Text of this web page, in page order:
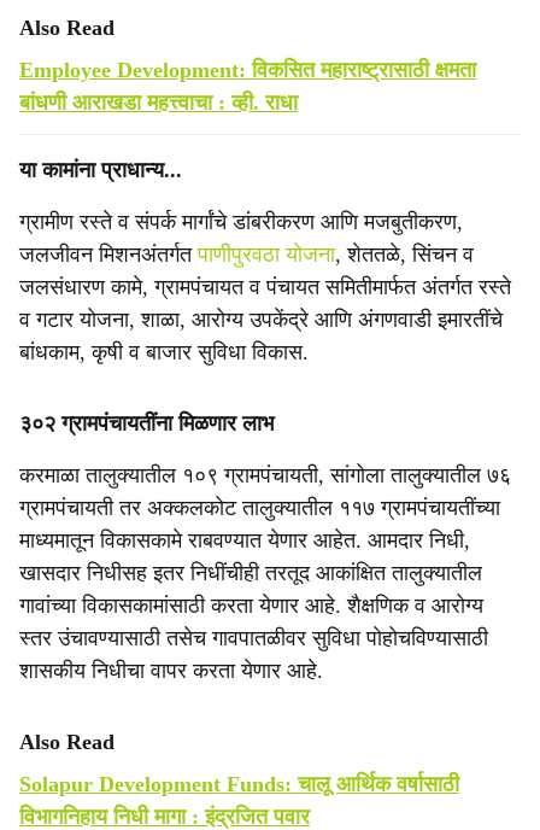
Also Read
Employee Development: विकसित महाराष्ट्रासाठी क्षमता
बांधणी आराखडा महत्त्वाचा : व्ही. राधा
या कामांना प्राधान्य...
ग्रामीण रस्ते व संपर्क मार्गांचे डांबरीकरण आणि मजबुतीकरण,
जलजीवन मिशनअंतर्गतपाणीपुरवठा योजना, शेततळे, सिंचन व
जलसंधारण कामे, ग्रामपंचायत व पंचायत समितीमार्फत अंतर्गत रस्ते
व गटार योजना, शाळा, आरोग्य उपकेंद्रे आणि अंगणवाडी इमारतींचे
बांधकाम, कृषी व बाजार सुविधा विकास.
३०२ ग्रामपंचायतींना मिळणार लाभ
करमाळा तालुक्यातील १०९ ग्रामपंचायती, सांगोला तालुक्यातील ७६
ग्रामपंचायती तर अक्कलकोट तालुक्यातील ११७ ग्रामपंचायतींच्या
माध्यमातून विकासकामे राबवण्यात येणार आहेत. आमदार निधी,
खासदार निधीसह इतर निधींचीही तरतूद आकांक्षित तालुक्यातील
गावांच्या विकासकामांसाठी करता येणार आहे. शैक्षणिक व आरोग्य
स्तर उंचावण्यासाठी तसेच गावपातळीवर सुविधा पोहोचविण्यासाठी
शासकीय निधीचा वापर करता येणार आहे.
Also Read
Solapur Development Funds: चालू आर्थिक वर्षासाठी
विभागनिहाय निधी मागा : इंद्रजित पवार